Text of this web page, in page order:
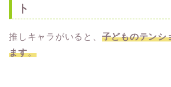
ト
推しキャラがいると、 子どものテンシ
ます。